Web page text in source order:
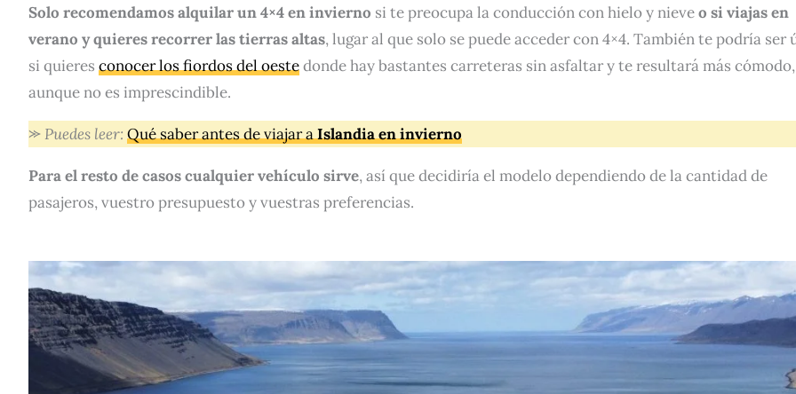
Solo recomendamos alquilar un 4×4 en invierno si te preocupa la conducción con hielo y nieveo si viajas en
verano y quieres recorrer las tierras altas, lugar al que solo se puede acceder con 4×4. También te podría ser
si quieres conocer los fiordos del oestedonde hay bastantes carreteras sin asfaltar y te resultará más cómodo,
aunque no es imprescindible.
⪼ Puedes leer: Qué saber antes de viajar aIslandia en invierno
Para el resto de casos cualquier vehículo sirve, así que decidiría el modelo dependiendo de la cantidad de
pasajeros, vuestro presupuesto y vuestras preferencias.